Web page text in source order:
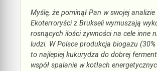
Myślę, że pominął Pan w swojej
Ekoterroryści z Brukseli wymuszają
rosnących ilości żywności na cele inne
ludzi. W Polsce produkcja biogazu
to najlepiej kukurydza do dobrej
współ spalanie w kotłach